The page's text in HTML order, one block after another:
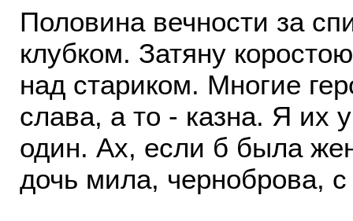
Половина вечности за
клубком. Затяну
над стариком. Многие
слава, а то - казна. Я
один. Ах, если б была
дочь мила, черноброва,